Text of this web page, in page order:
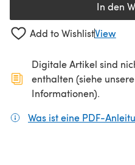
In den
Add to WishlistView
Digitale Artikel sind
enthalten (siehe unsere
Informationen).
Was ist eine PDF-